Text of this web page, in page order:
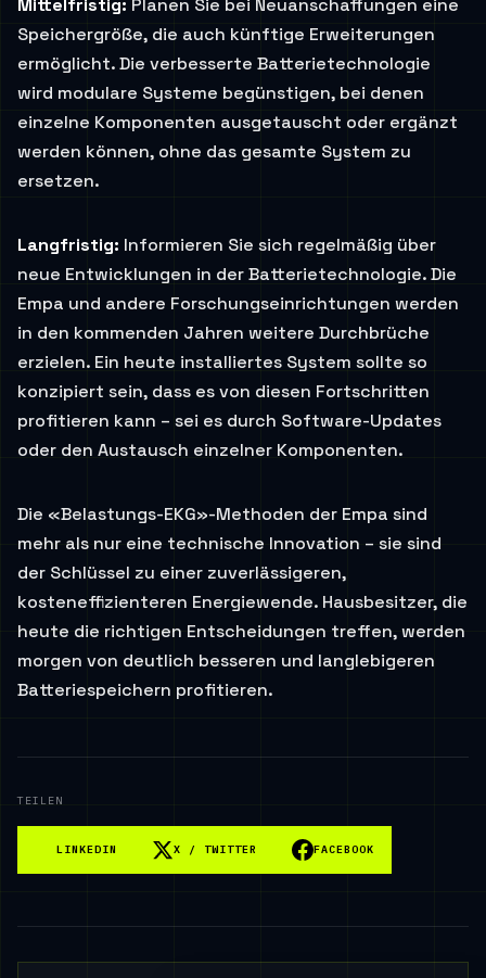
Speichergröße, die auch künftige Erweiterungen
ermöglicht. Die verbesserte Batterietechnologie
wird modulare Systeme begünstigen, bei denen
einzelne Komponenten ausgetauscht oder ergänzt
werden können, ohne das gesamte System zu
ersetzen.
Langfristig: Informieren Sie sich regelmäßig über
neue Entwicklungen in der Batterietechnologie. Die
Empa und andere Forschungseinrichtungen werden
in den kommenden Jahren weitere Durchbrüche
erzielen. Ein heute installiertes System sollte so
konzipiert sein, dass es von diesen Fortschritten
profitieren kann – sei es durch Software-Updates
oder den Austausch einzelner Komponenten.
Die «Belastungs-EKG»-Methoden der Empa sind
mehr als nur eine technische Innovation – sie sind
der Schlüssel zu einer zuverlässigeren,
kosteneffizienteren Energiewende. Hausbesitzer, die
heute die richtigen Entscheidungen treffen, werden
morgen von deutlich besseren und langlebigeren
Batteriespeichern profitieren.
TEILEN
LINKEDIN X / TWITTER FACEBOOK